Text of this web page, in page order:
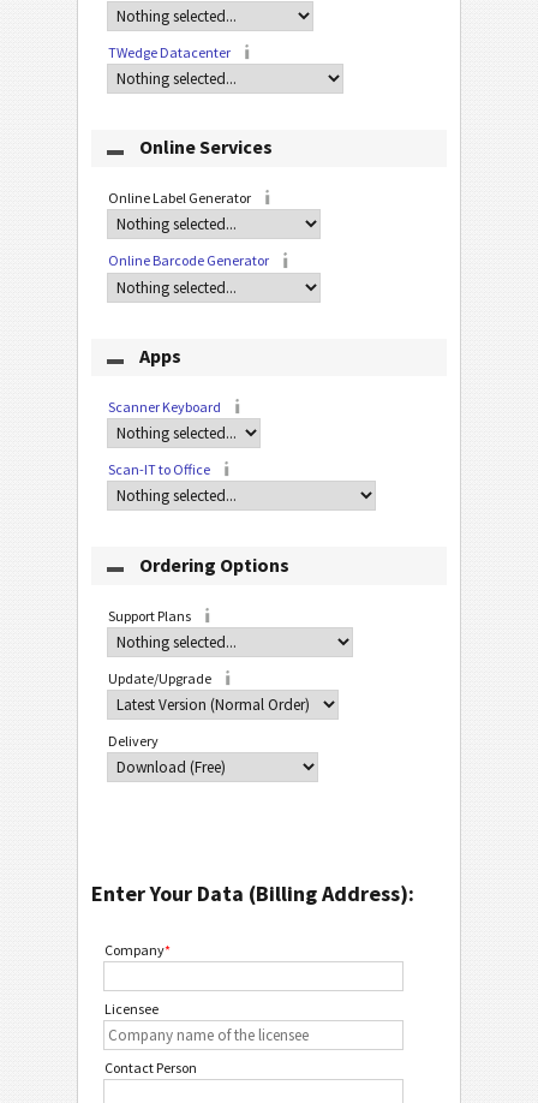
TWedge Datacenter
Online Services
Online Label Generator
Online Barcode Generator
Apps
Scanner Keyboard
Scan-IT to Office
Ordering Options
Support Plans
Update/Upgrade
Delivery
Enter Your Data (Billing Address):
Company*
Licensee
Contact Person